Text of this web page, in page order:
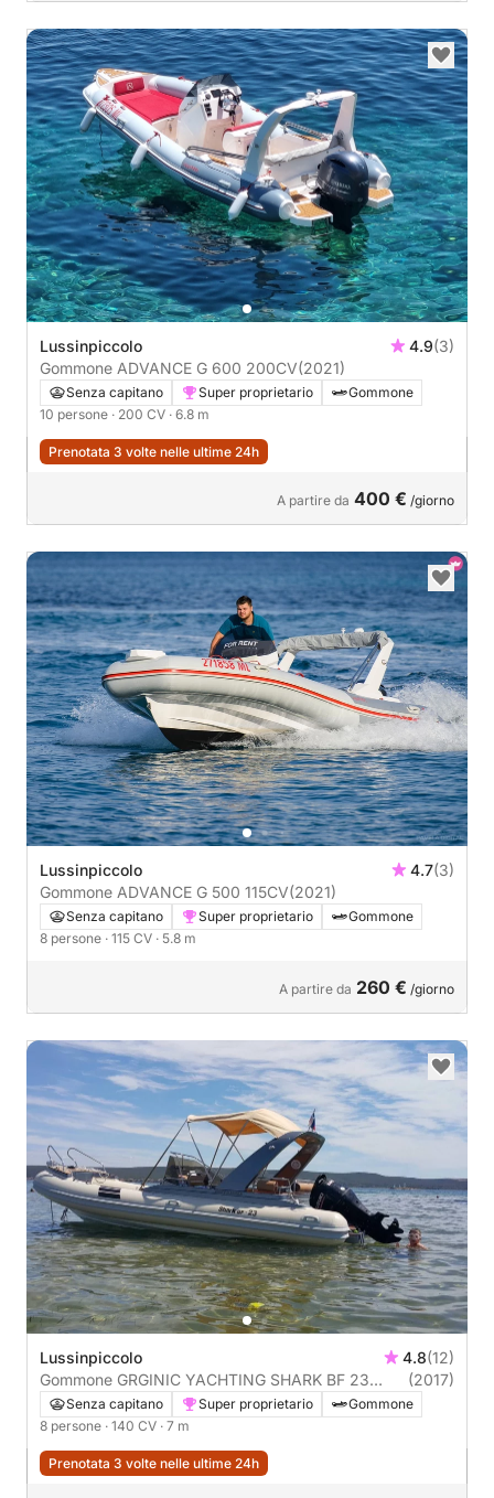
Lussinpiccolo 4.9(3)
Gommone ADVANCE G 600 200CV(2021)
Senza capitano Super proprietario
Gommone
10 persone · 200 CV · 6.8 m
Prenotata 3 volte nelle ultime 24h
A partire da 400 € /giorno
Lussinpiccolo 4.7(3)
Gommone ADVANCE G 500 115CV(2021)
Senza capitano Super proprietario
Gommone
8 persone · 115 CV · 5.8 m
A partire da 260 € /giorno
Lussinpiccolo 4.8(12)
Gommone GRGINIC YACHTING SHARK BF 23
140CV
(2017)
Senza capitano Super proprietario
Gommone
8 persone · 140 CV · 7 m
Prenotata 3 volte nelle ultime 24h